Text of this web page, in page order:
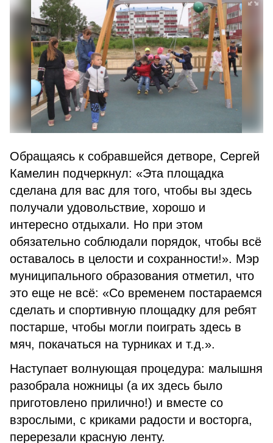
Обращаясь к собравшейся детворе, Сергей
Камелин подчеркнул: «Эта площадка
сделана для вас для того, чтобы вы здесь
получали удовольствие, хорошо и
интересно отдыхали. Но при этом
обязательно соблюдали порядок, чтобы всё
оставалось в целости и сохранности!». Мэр
муниципального образования отметил, что
это еще не всё: «Со временем постараемся
сделать и спортивную площадку для ребят
постарше, чтобы могли поиграть здесь в
мяч, покачаться на турниках и т.д.».
Наступает волнующая процедура: малышня
разобрала ножницы (а их здесь было
приготовлено прилично!) и вместе со
взрослыми, с криками радости и восторга,
перерезали красную ленту.